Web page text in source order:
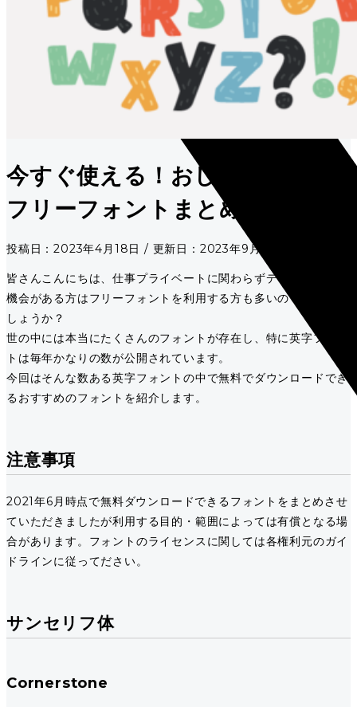
今すぐ使える！おしゃれな英字
フリーフォントまとめ
投稿日：2023年4月18日 / 更新日：2023年9月20日
皆さんこんにちは、仕事プライベートに関わらずデザインをする
機会がある方はフリーフォントを利用する方も多いのではないで
しょうか？
世の中には本当にたくさんのフォントが存在し、特に英字フォン
トは毎年かなりの数が公開されています。
今回はそんな数ある英字フォントの中で無料でダウンロードでき
るおすすめのフォントを紹介します。
注意事項
2021年6月時点で無料ダウンロードできるフォントをまとめさせ
ていただきましたが利用する目的・範囲によっては有償となる場
合があります。フォントのライセンスに関しては各権利元のガイ
ドラインに従ってださい。
サンセリフ体
Cornerstone